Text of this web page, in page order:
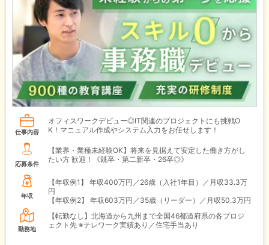
仕事内容
オフィスワークデビュー◎IT関連のプロジェクトにも挑戦O
K！マニュアル作成やシステム入力をお任せします！
応募条件
【業界・業種未経験OK】将来を見据えて安定した働き方がし
たい方 歓迎！《既卒・第二新卒・26卒◎》
年収
【年収例1】
年収400万円／26歳（入社1年目）／月収33.3万
円
【年収例2】
年収603万円／35歳（リーダー）／月収50.3万円
勤務地
【転勤なし】北海道から九州まで全国46都道府県の各プロジ
ェクト先 ※テレワーク実績あり／住宅手当あり